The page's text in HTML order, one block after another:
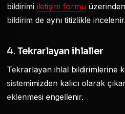
bildirimi iletişim formu
bildirim de aynı titizlikle incelenir.
4. Tekrarlayan ihlaller
Tekrarlayan ihlal bildirimlerine
sistemimizden kalıcı olarak
eklenmesi engellenir.